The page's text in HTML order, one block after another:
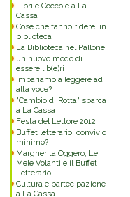
Libri e Coccole a La
Cassa
Cose che fanno ridere, in
biblioteca
La Biblioteca nel Pallone
un nuovo modo di
essere lib(e)ri
Impariamo a leggere ad
alta voce?
"Cambio di Rotta" sbarca
a La Cassa
Festa del Lettore 2012
Buffet letterario: convivio
minimo?
Margherita Oggero, Le
Mele Volanti e il Buffet
Letterario
Cultura e partecipazione
a La Cassa